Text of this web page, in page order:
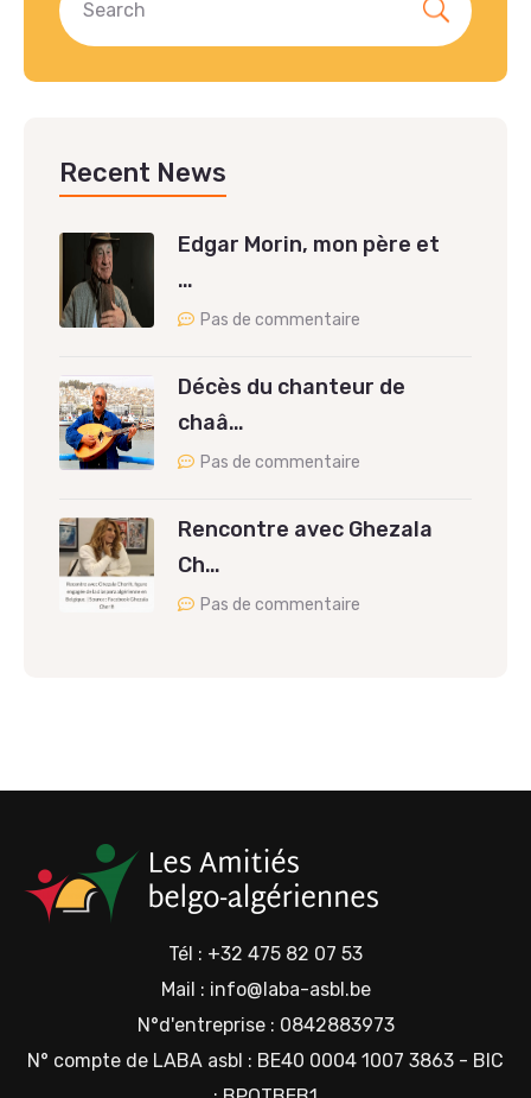
Recent News
Edgar Morin, mon père et
…
Pas de commentaire
Décès du chanteur de
chaâ…
Pas de commentaire
Rencontre avec Ghezala
Ch…
Pas de commentaire
Tél : +32 475 82 07 53
Mail : info@laba-asbl.be
N°d'entreprise : 0842883973
N° compte de LABA asbl : BE40 0004 1007 3863 - BIC